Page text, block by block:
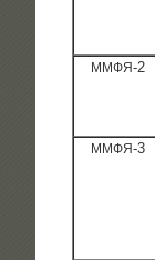
ММФЯ‑2
ММФЯ‑3